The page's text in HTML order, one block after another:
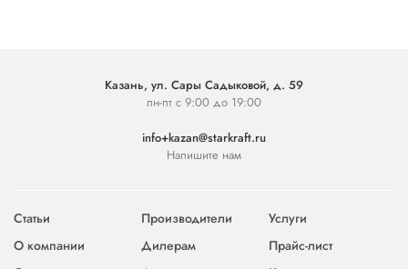
Казань, ул. Сары Садыковой, д. 59
пн-пт с 9:00 до 19:00
info+kazan@starkraft.ru
Напишите нам
Статьи Производители
Услуги
О компании
Дилерам
Прайс-лист